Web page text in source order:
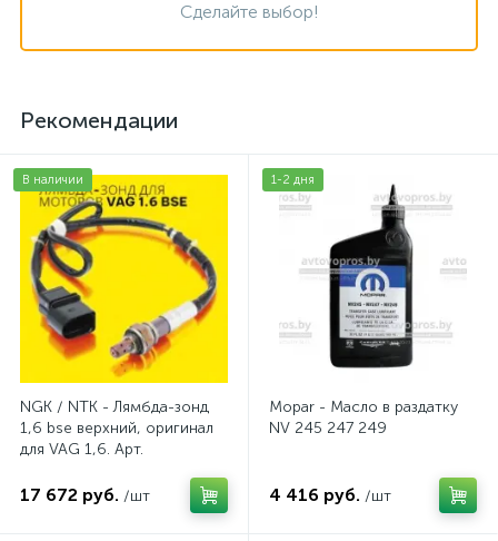
Сделайте выбор!
Рекомендации
В наличии
NGK / NTK - Лямбда-зонд
1,6 bse верхний, оригинал
для VAG 1,6. Арт.
17 672 руб. /шт
1-2 дня
Mopar - Масло в раздатку
NV 245 247 249
4 416 руб. /шт